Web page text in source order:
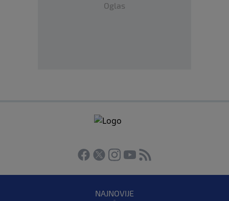
Oglas
NAJNOVIJE